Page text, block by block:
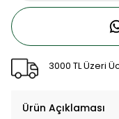
3000 TL Üzeri
Ürün Açıklaması